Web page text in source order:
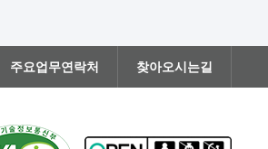
주요업무연락처 찾아오시는길